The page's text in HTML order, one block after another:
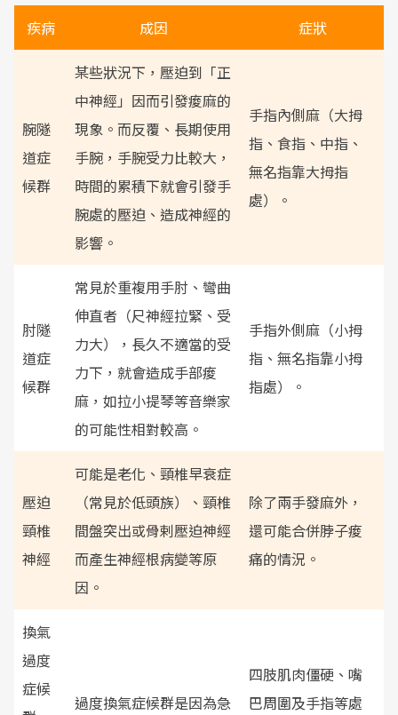
疾病 成因 症狀
腕隧
道症
候群
某些狀況下，壓迫到「正
中神經」因而引發痠麻的
現象。而反覆、長期使用
手腕，手腕受力比較大，
時間的累積下就會引發手
腕處的壓迫、造成神經的
影響。
手指內側麻（大拇
指、食指、中指、
無名指靠大拇指
處）。
肘隧
道症
候群
常見於重複用手肘、彎曲
伸直者（尺神經拉緊、受
力大），長久不適當的受
力下，就會造成手部痠
麻，如拉小提琴等音樂家
的可能性相對較高。
手指外側麻（小拇
指、無名指靠小拇
指處）。
壓迫
頸椎
神經
可能是老化、頸椎早衰症
（常見於低頭族）、頸椎
間盤突出或骨剌壓迫神經
而產生神經根病變等原
因。
除了兩手發麻外，
還可能合併脖子痠
痛的情況。
換氣
過度
症候
過度換氣症候群是因為急
四肢肌肉僵硬、嘴
巴周圍及手指等處